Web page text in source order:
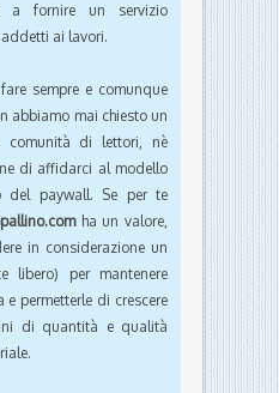
a fornire un servizio
ai lavori.
sempre e comunque
abbiamo mai chiesto un
comunità di lettori, nè
di affidarci al modello
del paywall. Se per te
ha un valore,
in considerazione un
libero) per mantenere
permetterle di crescere
di quantità e qualità